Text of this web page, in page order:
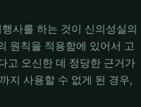
사를 하는 것이 신의성실의
원칙을 적용함에 있어서 고
고 오신한 데 정당한 근거가
지 사용할 수 없게 된 경우,